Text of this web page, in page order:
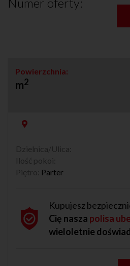
Powierzchnia:
m2
Dzielnica/Ulica:
Ilość pokoi:
Piętro: Parter
Kupujesz
Cię nasza polisa
wieloletnie